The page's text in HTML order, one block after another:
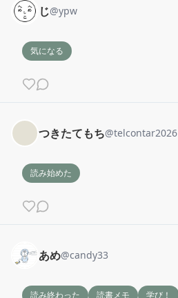
じ@ypw
気になる
つきたてもち@telcontar2026
読み始めた
あめ@candy33
読み終わった 読書メモ 学び！